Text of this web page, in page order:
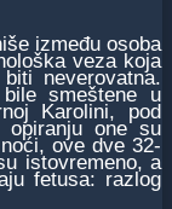
između osoba
veza koja
neverovatna.
smeštene u
Karolini, pod
opiranju one su
ove dve 32-
istovremeno, a
fetusa: razlog